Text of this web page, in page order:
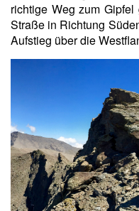
richtige Weg zum
Straße in Richtung
Aufstieg über die